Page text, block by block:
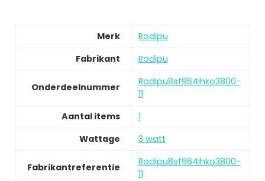
Merk
Rodipu
Fabrikant
Rodipu
Onderdeelnummer
Rodipu8sf964ihko3800-
11
Aantal items
1
Wattage
3 watt
Fabrikantreferentie
Rodipu8sf964ihko3800-
11